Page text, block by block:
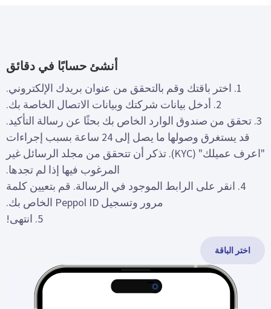
أنشئ حسابًا في دقائق
3. تحقق من صندوق الوارد الخاص بك بحثًا عن رسالة التأكيد.
قد يستغرق وصولها ما يصل إلى 24 ساعة بسبب إجراءات
"اعرف عميلك" (KYC). تذكر أن تتحقق من مجلد الرسائل غير
المرغوب فيها إذا لم تجدها.
4. انقر على الرابط الموجود في الرسالة. قم بتعيين كلمة
مرور وتسجيل Peppol ID الخاص بك.
اختر الباقة